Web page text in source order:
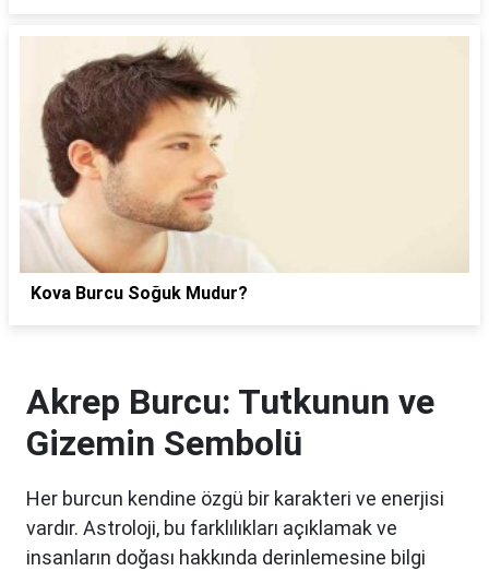
Kova Burcu Soğuk Mudur?
Akrep Burcu: Tutkunun ve
Gizemin Sembolü
Her burcun kendine özgü bir karakteri ve enerjisi
vardır. Astroloji, bu farklılıkları açıklamak ve
insanların doğası hakkında derinlemesine bilgi